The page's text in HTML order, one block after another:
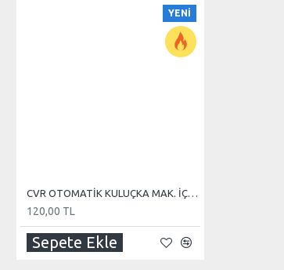
YENI
CVR OTOMATİK KULUÇKA MAK. İÇİN EK TEREKLER
120,00 TL
Sepete Ekle